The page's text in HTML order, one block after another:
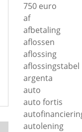
750 euro
af
afbetaling
aflossen
aflossing
aflossingstabel
argenta
auto
auto fortis
autolening